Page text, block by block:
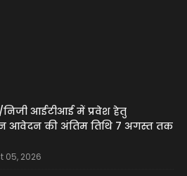
आईटीआई में प्रवेश हेतु
आवेदन की अंतिम तिथि 7 अगस्त तक
05, 2026